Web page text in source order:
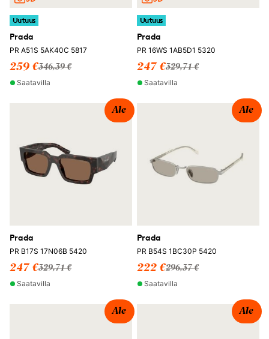
Uutuus
Prada
PR A51S 5AK40C 5817
259 €346,39 €
Saatavilla
Uutuus
Prada
PR 16WS 1AB5D1 5320
247 €329,71 €
Saatavilla
Ale
Prada
PR B17S 17N06B 5420
247 €329,71 €
Saatavilla
Ale
Prada
PR B54S 1BC30P 5420
222 €296,37 €
Saatavilla
Ale Ale